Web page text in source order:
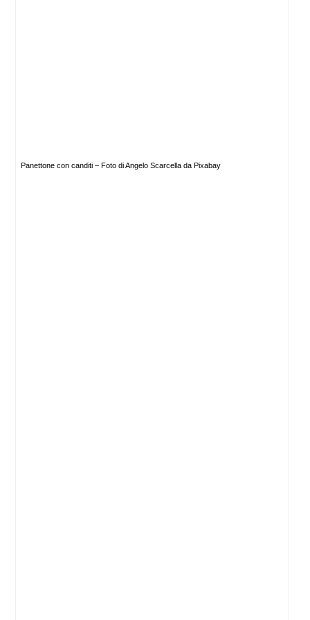
Panettone con canditi – Foto di Angelo Scarcella da Pixabay